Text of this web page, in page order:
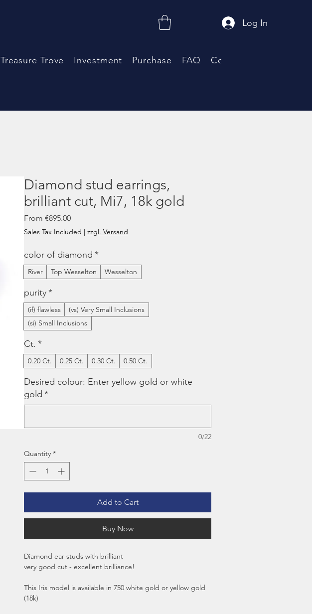
Log In
Treasure Trove Investment Purchase FAQ Coupon
Diamond stud earrings,
brilliant cut, Mi7, 18k gold
From €895.00Sale
Price
Sales Tax Included | zzgl. Versand
color of diamond *
River Top Wesselton Wesselton
purity*
(if) flawless
(vs) Very Small Inclusions
(si) Small Inclusions
Ct. *
0.20 Ct. 0.25 Ct. 0.30 Ct. 0.50 Ct.
Desired colour: Enter yellow gold or white
gold *
0/22
Quantity *
Add to Cart
Buy Now
Diamond ear studs with brilliant
very good cut - excellent brilliance!
This Iris model is available in 750 white gold or yellow gold
(18k)